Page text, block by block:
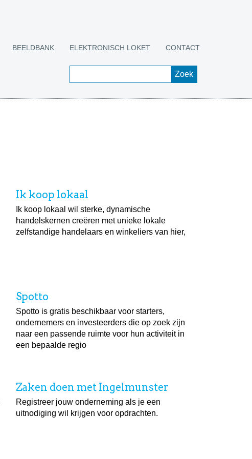
BEELDBANK ELEKTRONISCH LOKET CONTACT
Ik koop lokaal
Ik koop lokaal wil sterke, dynamische
handelskernen creëren met unieke lokale
zelfstandige handelaars en winkeliers van hier,
Spotto
Spotto is gratis beschikbaar voor starters,
ondernemers en investeerders die op zoek zijn
naar een passende ruimte voor hun activiteit in
een bepaalde regio
Zaken doen met Ingelmunster
Registreer jouw onderneming als je een
uitnodiging wil krijgen voor opdrachten.